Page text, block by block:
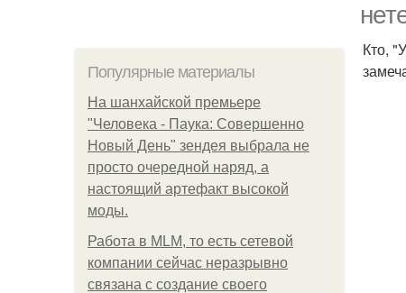
Популярные материалы
На шанхайской премьере
"Человека - Паука: Совершенно
Новый День" зендея выбрала не
просто очередной наряд, а
настоящий артефакт высокой
моды.
Работа в MLM, то есть сетевой
компании сейчас неразрывно
связана с создание своего
Кто,